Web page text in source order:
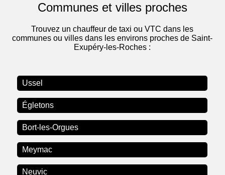
Communes et villes proches
Trouvez un chauffeur de taxi ou VTC dans les
communes ou villes dans les environs proches de Saint-
Exupéry-les-Roches :
Ussel
Égletons
Bort-les-Orgues
Meymac
Neuvic